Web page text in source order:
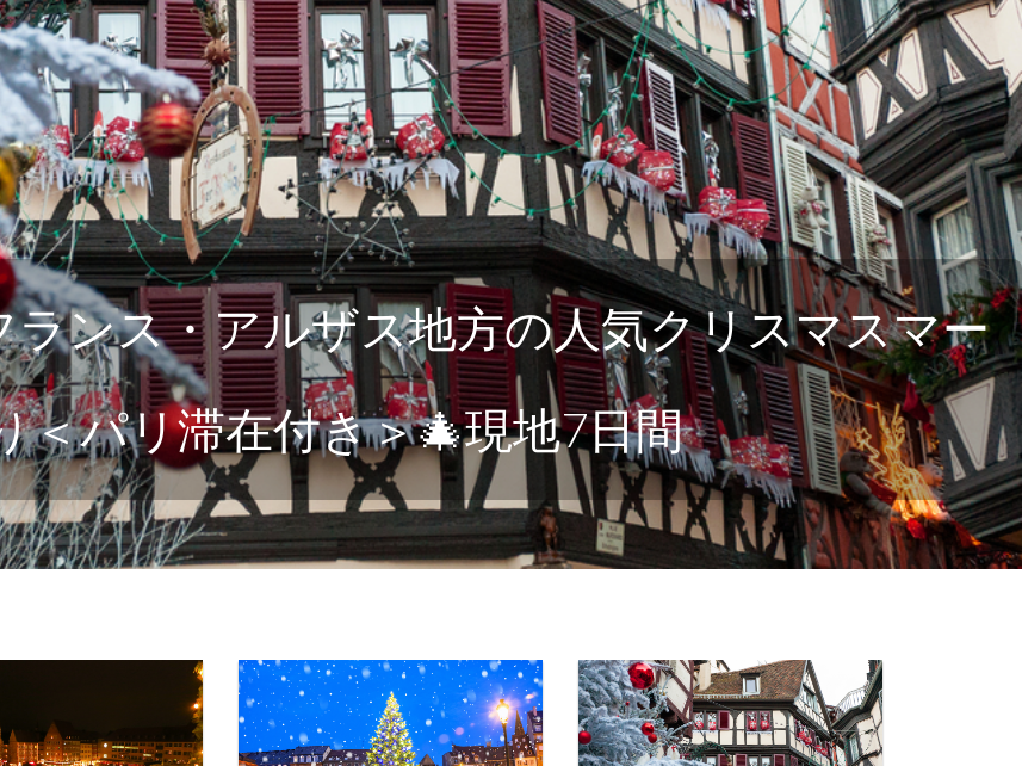
ンス・アルザス地方の人気クリスマスマー
＜パリ滞在付き＞🎄現地7日間